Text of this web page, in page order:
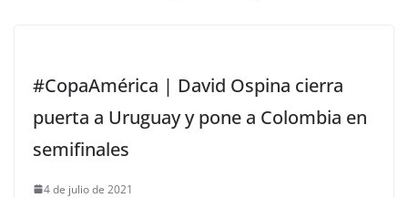
#CopaAmérica | David Ospina cierra
puerta a Uruguay y pone a Colombia en
semifinales
4 de julio de 2021